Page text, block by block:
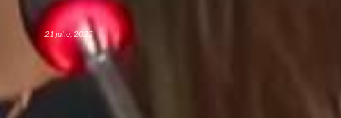
21 julio, 2025